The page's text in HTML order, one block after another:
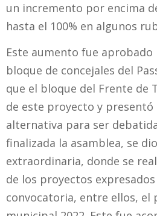
un incremento por encima
hasta el 100% en algunos
Este aumento fue
bloque de concejales del
que el bloque del Frente de
de este proyecto y
alternativa para ser
finalizada la asamblea, se
extraordinaria, donde se
de los proyectos
convocatoria, entre ellos, el